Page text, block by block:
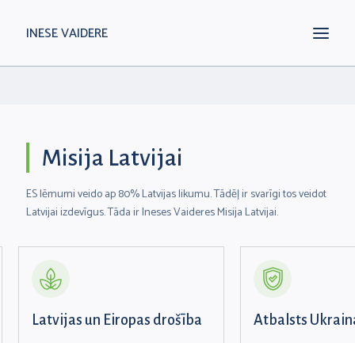
INESE VAIDERE
Misija Latvijai
ES lēmumi veido ap 80% Latvijas likumu. Tādēļ ir svarīgi tos veidot
Latvijai izdevīgus. Tāda ir Ineses Vaideres Misija Latvijai.
Latvijas un Eiropas drošība Atbalsts